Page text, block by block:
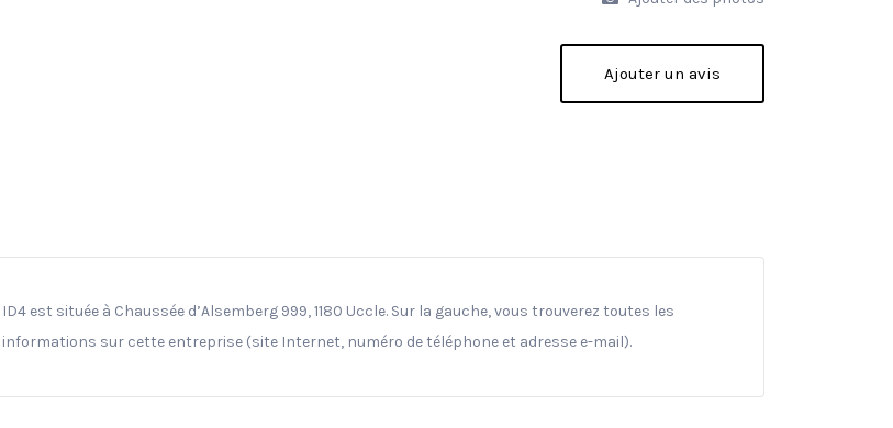
Ajouter un avis
ID4 est située à Chaussée d’Alsemberg 999, 1180 Uccle. Sur la gauche, vous trouverez toutes les
informations sur cette entreprise (site Internet, numéro de téléphone et adresse e-mail).